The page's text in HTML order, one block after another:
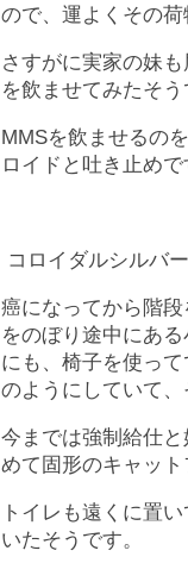
ので、運よくその荷
さすがに実家の妹
を飲ませてみたそう
MMSを飲ませるの
ロイドと吐き止めで
コロイダルシルバ
癌になってから階
をのぼり途中にあ
にも、椅子を使っ
のようにしていて、
今までは強制給仕
めて固形のキャッ
トイレも遠くに置
いたそうです。